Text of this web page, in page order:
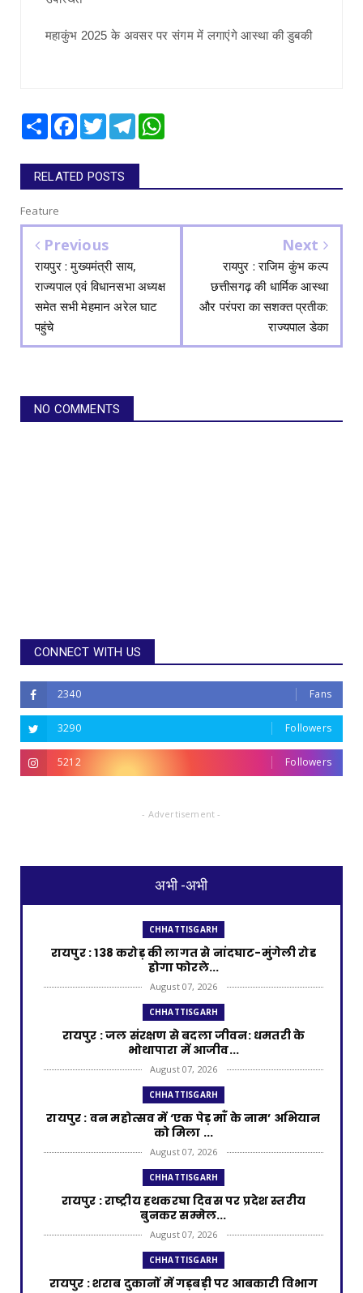
महाकुंभ 2025 के अवसर पर संगम में लगाएंगे आस्था की डुबकी
Share Facebook
TwitterTelegram
RELATED POSTS
Feature
Previous
रायपुर : मुख्यमंत्री साय,
राज्यपाल एवं विधानसभा अध्यक्ष
समेत सभी मेहमान अरेल घाट
पहुंचे
Next
रायपुर : राजिम कुंभ कल्प
छत्तीसगढ़ की धार्मिक आस्था
और परंपरा का सशक्त प्रतीक:
राज्यपाल डेका
NO COMMENTS
CONNECT WITH US
2340 Fans
3290 Followers
5212 Followers
- Advertisement -
अभी -अभी
CHHATTISGARH
रायपुर : 138 करोड़ की लागत से नांदघाट-मुंगेली रोड
होगा फोरले...
August 07, 2026
CHHATTISGARH
रायपुर : जल संरक्षण से बदला जीवन: धमतरी के
भोथापारा में आजीव...
August 07, 2026
CHHATTISGARH
रायपुर : वन महोत्सव में ‘एक पेड़ माँ के नाम’ अभियान
को मिला ...
August 07, 2026
CHHATTISGARH
रायपुर : राष्ट्रीय हथकरघा दिवस पर प्रदेश स्तरीय
बुनकर सम्मेल...
August 07, 2026
CHHATTISGARH
रायपुर : शराब दुकानों में गड़बड़ी पर आबकारी विभाग